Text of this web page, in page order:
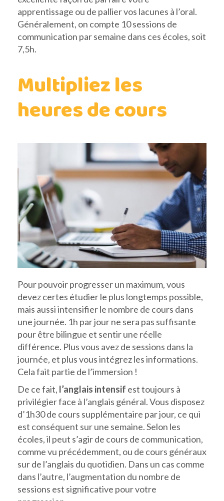
apprentissage ou de pallier vos lacunes à l’oral.
Généralement, on compte 10 sessions de
communication par semaine dans ces écoles, soit
7,5h.
Multipliez les
heures de cours
Pour pouvoir progresser un maximum, vous
devez certes étudier le plus longtemps possible,
mais aussi intensifier le nombre de cours dans
une journée. 1h par jour ne sera pas suffisante
pour être bilingue et sentir une réelle
différence. Plus vous avez de sessions dans la
journée, et plus vous intégrez les informations.
Cela fait partie de l’immersion !
De ce fait, l’anglais intensif est toujours à
privilégier face à l’anglais général. Vous disposez
d’1h30 de cours supplémentaire par jour, ce qui
est conséquent sur une semaine. Selon les
écoles, il peut s’agir de cours de communication,
comme vu précédemment, ou de cours généraux
sur de l’anglais du quotidien. Dans un cas comme
dans l’autre, l’augmentation du nombre de
sessions est significative pour votre